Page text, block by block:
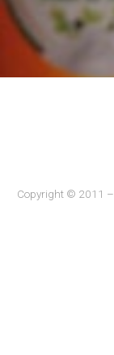
Copyright © 2011 –